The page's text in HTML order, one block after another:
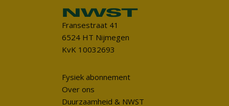
Fransestraat 41
6524 HT Nijmegen
KvK 10032693
Fysiek abonnement
Over ons
Duurzaamheid & NWST